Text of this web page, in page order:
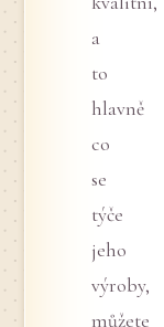
a
to
hlavně
co
se
týče
jeho
výroby,
můžete